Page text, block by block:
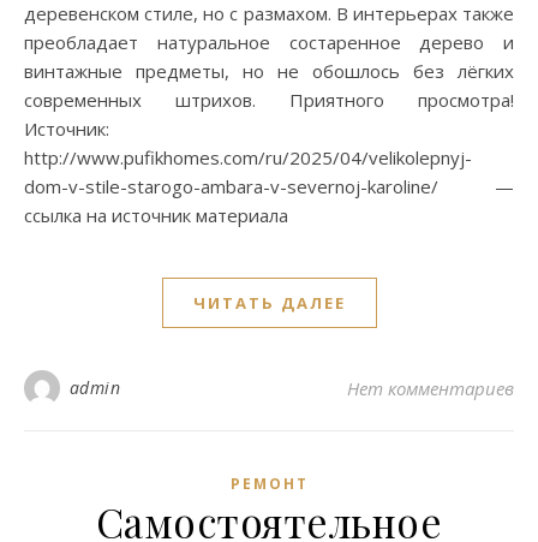
деревенском стиле, но с размахом. В интерьерах также
преобладает натуральное состаренное дерево и
винтажные предметы, но не обошлось без лёгких
современных штрихов. Приятного просмотра!
Источник:
http://www.pufikhomes.com/ru/2025/04/velikolepnyj-
dom-v-stile-starogo-ambara-v-severnoj-karoline/ —
ссылка на источник материала
ЧИТАТЬ ДАЛЕЕ
admin Нет комментариев
РЕМОНТ
Самостоятельное